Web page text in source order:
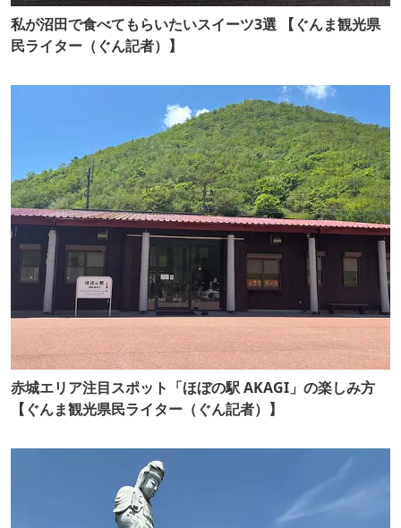
私が沼田で食べてもらいたいスイーツ3選 【ぐんま観光県
民ライター（ぐん記者）】
赤城エリア注目スポット「ほぼの駅 AKAGI」の楽しみ方
【ぐんま観光県民ライター（ぐん記者）】